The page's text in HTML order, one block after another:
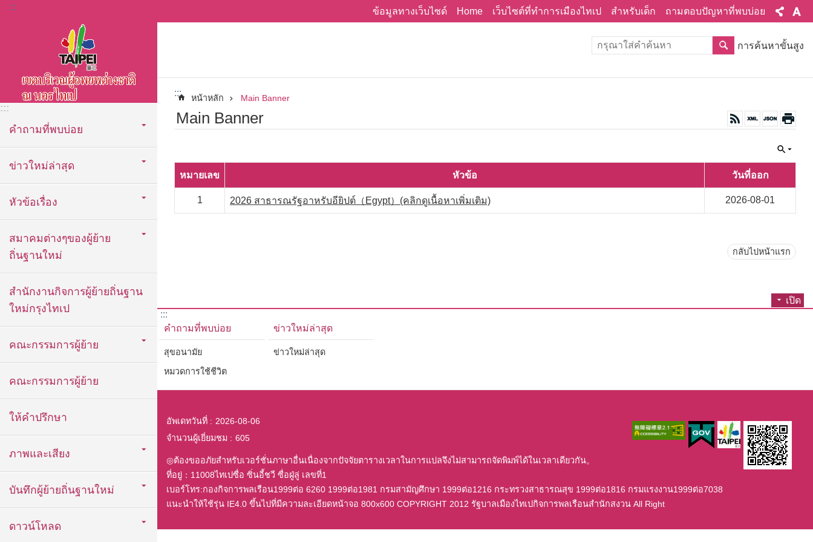
ข้ามไปที่บล็อกเนื้อหาหลัก
::: ข้อมูลทางเว็บไซด์ Home เว็บไซต์ที่ทำการเมืองไทเป สำหรับเด็ก ถามตอบปัญหาที่พบบ่อย
:::
คำถามที่พบบ่อย
ข่าวใหม่ล่าสุด
หัวข้อเรื่อง
สมาคมต่างๆของผู้ย้าย
ถิ่นฐานใหม่
สำนักงานกิจการผู้ย้ายถิ่นฐาน
ใหม่กรุงไทเป
คณะกรรมการผู้ย้าย
คณะกรรมการผู้ย้าย
ให้คำปรึกษา
ภาพและเสียง
บันทึกผู้ย้ายถิ่นฐานใหม่
ดาวน์โหลด
การค้นหาขั้นสูง
::: หน้าหลัก Main Banner
Main Banner
หมายเลข หัวข้อ วันที่ออก
1 2026 สาธารณรัฐอาหรับอียิปต์（Egypt）(คลิกดูเนื้อหาเพิ่มเติม) 2026-08-01
กลับไปหน้าแรก
เปิด
:::
คำถามที่พบบ่อย
สุขอนามัย
หมวดการใช้ชีวิต
ข่าวใหม่ล่าสุด
ข่าวใหม่ล่าสุด
อัพเดทวันที่
2026-08-06
จำนวนผู้เยี่ยมชม
605
◎ต้องขออภัยสำหรับเวอร์ชั่นภาษาอื่นเนื่องจากปัจจัยตารางเวลาในการแปลจึงไม่สามารถจัดพิมพ์ได้ในเวลาเดียวกัน。
ที่อยู่：11008ไทเปซื่อ ซิ่นอี้ชวี ซื่อฝู่ลู่ เลขที่1
เบอร์โทร:กองกิจการพลเรือน1999ต่อ 6260 1999ต่อ1981 กรมสามัญศึกษา 1999ต่อ1216 กระทรวงสาธารณสุข 1999ต่อ1816 กรมแรงงาน1999ต่อ7038
แนะนำให้ใช้รุ่น IE4.0 ขึ้นไปที่มีความละเอียดหน้าจอ 800x600 COPYRIGHT 2012 รัฐบาลเมืองไทเปกิจการพลเรือนสำนักสงวน All Right